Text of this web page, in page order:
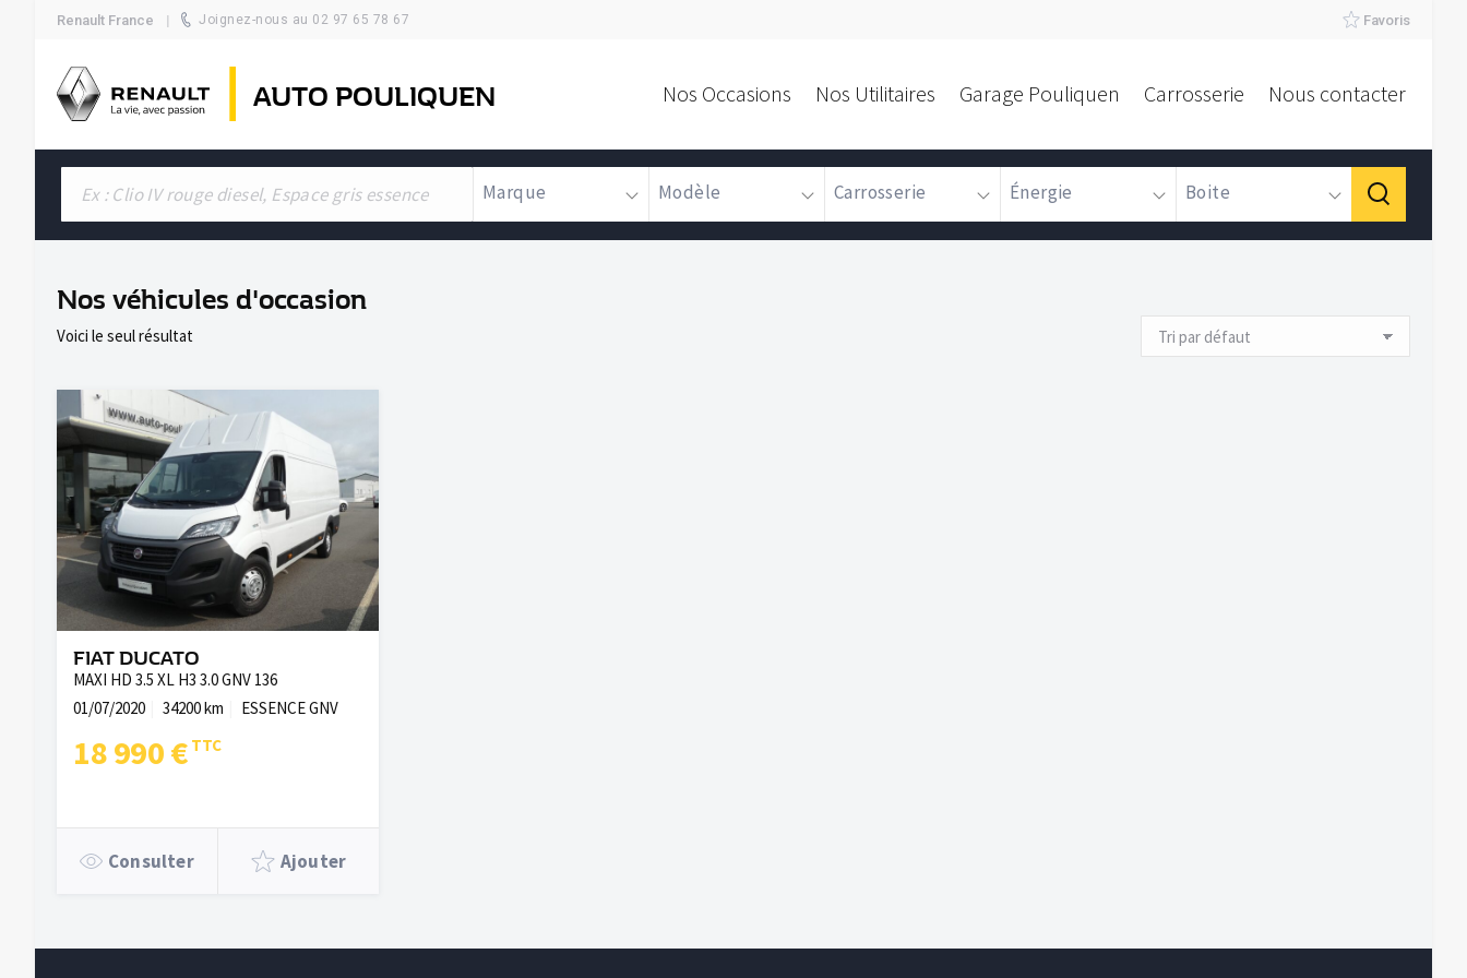
Renault France Joignez-nous au 02 97 65 78 67 Favoris
AUTO POULIQUEN Nos Occasions Nos Utilitaires Garage Pouliquen Carrosserie Nous contacter
Marque Modèle Carrosserie Énergie Boite
Nos véhicules d'occasion
Voici le seul résultat
FIAT DUCATO
MAXI HD 3.5 XL H3 3.0 GNV 136
01/07/2020
34200 km ESSENCE GNV
18 990 €
Consulter Ajouter